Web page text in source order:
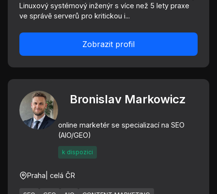
Linuxový systémový inženýr s více než 5 lety praxe
ve správě serverů pro kritickou i...
Zobrazit profil
Bronislav Markowicz
online marketér se specializací na SEO
(AIO/GEO)
k dispozici
Praha | celá ČR